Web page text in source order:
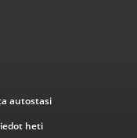
autostasi
heti